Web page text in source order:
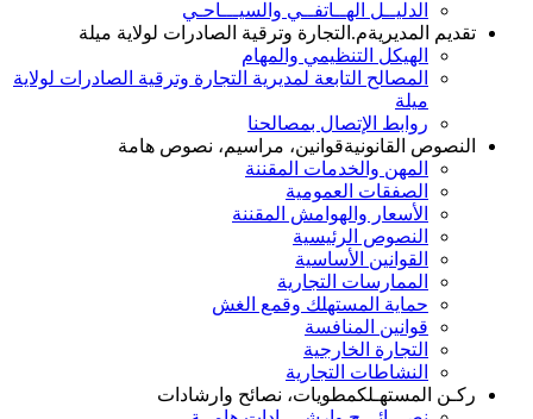
الدليــل الهــاتفــي والسيـــاحـي
تقديم المديريةم.التجارة وترقية الصادرات لولاية ميلة
الهيكل التنظيمي والمهام
المصالح التابعة لمديرية التجارة وترقية الصادرات لولاية
ميلة
روابط الإتصال بمصالحنا
النصوص القانونيةقوانين، مراسيم، نصوص هامة
المهن والخدمات المقننة
الصفقات العمومية
الأسعار والهوامش المقننة
النصوص الرئيسية
القوانين الأساسية
الممارسات التجارية
حماية المستهلك وقمع الغش
قوانين المنافسة
التجارة الخارجية
النشاطات التجارية
ركـن المستهـلكمطويات، نصائح وارشادات